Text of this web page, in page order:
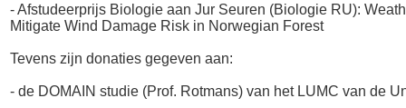
- Afstudeerprijs Biologie aan Jur Seuren (Biologie RU):
Mitigate Wind Damage Risk in Norwegian Forest
Tevens zijn donaties gegeven aan:
- de DOMAIN studie (Prof. Rotmans) van het LUMC van de